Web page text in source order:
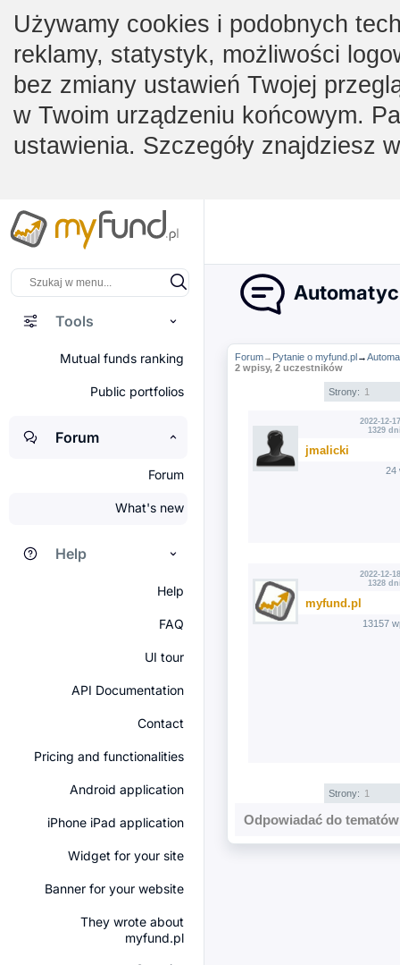
Używamy cookies i podobnych
reklamy, statystyk, możliwości
bez zmiany ustawień Twojej
w Twoim urządzeniu końcowym.
ustawienia. Szczegóły znajdziesz
Tools
Mutual funds ranking
Public portfolios
Forum
Forum
What's new
Help
Help
FAQ
UI tour
API Documentation
Contact
Pricing and functionalities
Android application
iPhone iPad application
Widget for your site
Banner for your website
They wrote about
myfund.pl
Forum→ Pytanie o myfund.pl→
2 wpisy, 2 uczestników
Strony: 1
2022-12-
1329
jmalicki
24
2022-12-
1328
myfund.pl
13157
Strony: 1
Odpowiadać do